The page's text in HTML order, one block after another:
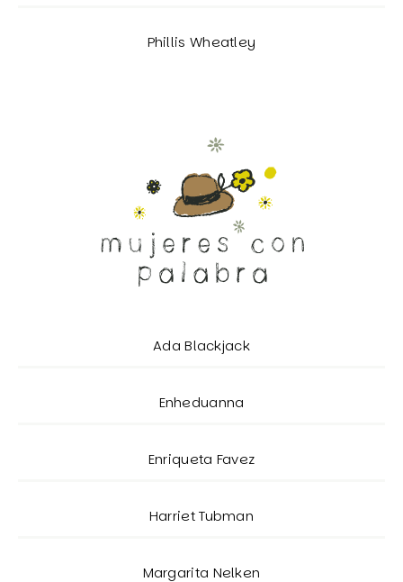
Phillis Wheatley
Ada Blackjack
Enheduanna
Enriqueta Favez
Harriet Tubman
Margarita Nelken